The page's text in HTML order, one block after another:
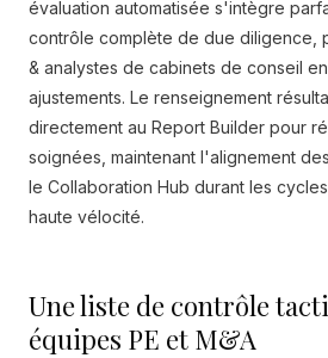
évaluation automatisée s'intègre
contrôle complète de due diligence,
& analystes de cabinets de conseil
ajustements. Le renseignement
directement au Report Builder pour
soignées, maintenant l'alignement
le Collaboration Hub durant les
haute vélocité.
Une liste de contrôle
équipes PE et M&A